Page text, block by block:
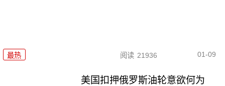
最热 阅读 21936 01-09
美国扣押俄罗斯油轮意欲何为